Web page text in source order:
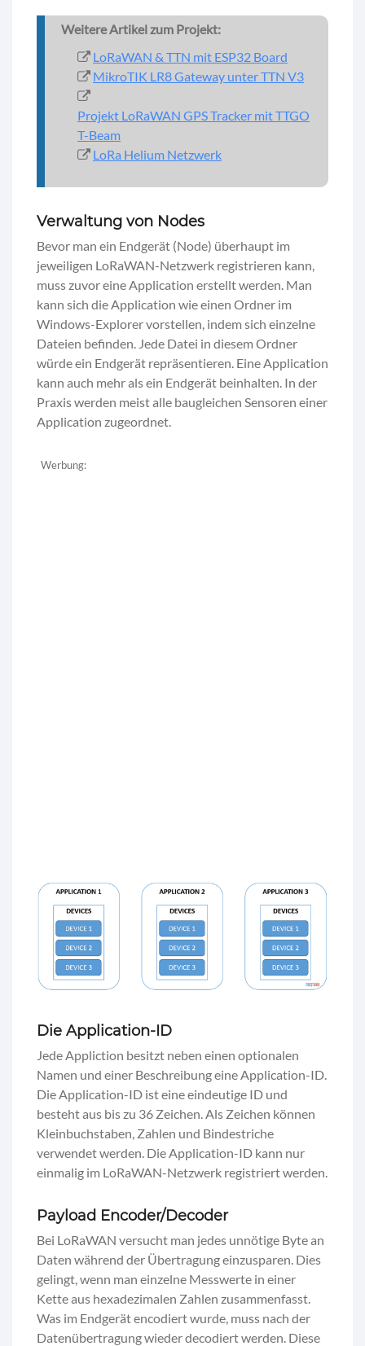
Weitere Artikel zum Projekt:
LoRaWAN & TTN mit ESP32 Board
MikroTIK LR8 Gateway unter TTN V3
Projekt LoRaWAN GPS Tracker mit TTGO
T-Beam
LoRa Helium Netzwerk
Verwaltung von Nodes
Bevor man ein Endgerät (Node) überhaupt im
jeweiligen LoRaWAN-Netzwerk registrieren kann,
muss zuvor eine Application erstellt werden. Man
kann sich die Application wie einen Ordner im
Windows-Explorer vorstellen, indem sich einzelne
Dateien befinden. Jede Datei in diesem Ordner
würde ein Endgerät repräsentieren. Eine Application
kann auch mehr als ein Endgerät beinhalten. In der
Praxis werden meist alle baugleichen Sensoren einer
Application zugeordnet.
Werbung:
Die Application-ID
Jede Appliction besitzt neben einen optionalen
Namen und einer Beschreibung eine Application-ID.
Die Application-ID ist eine eindeutige ID und
besteht aus bis zu 36 Zeichen. Als Zeichen können
Kleinbuchstaben, Zahlen und Bindestriche
verwendet werden. Die Application-ID kann nur
einmalig im LoRaWAN-Netzwerk registriert werden.
Payload Encoder/Decoder
Bei LoRaWAN versucht man jedes unnötige Byte an
Daten während der Übertragung einzusparen. Dies
gelingt, wenn man einzelne Messwerte in einer
Kette aus hexadezimalen Zahlen zusammenfasst.
Was im Endgerät encodiert wurde, muss nach der
Datenübertragung wieder decodiert werden. Diese